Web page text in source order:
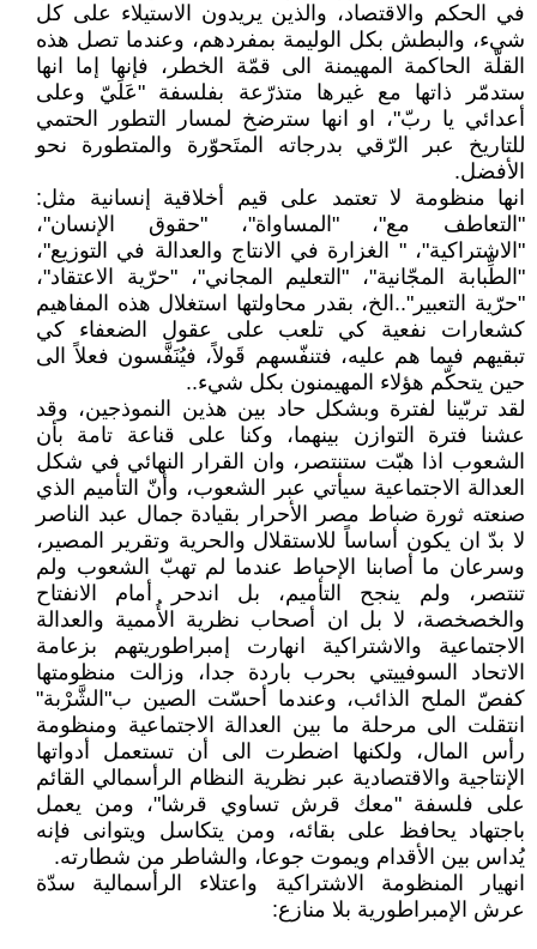
في الحكم والاقتصاد، والذين يريدون الاستيلاء على كل
شيء، والبطش بكل الوليمة بمفردهم، وعندما تصل هذه
القلّة الحاكمة المهيمنة الى قمّة الخطر، فإنها إما انها
ستدمّر ذاتها مع غيرها متذرّعة بفلسفة "عَلَيّ وعلى
أعدائي يا ربّ"، او انها سترضخ لمسار التطور الحتمي
للتاريخ عبر الرّقي بدرجاته المتَحوّرة والمتطورة نحو
الأفضل.
انها منظومة لا تعتمد على قيم أخلاقية إنسانية مثل:
"التعاطف مع"، "المساواة"، "حقوق الإنسان"،
"الاشتراكية"، " الغزارة في الانتاج والعدالة في التوزيع"،
"الطِّبابة المجّانية"، "التعليم المجاني"، "حرّية الاعتقاد"،
"حرّية التعبير"..الخ، بقدر محاولتها استغلال هذه المفاهيم
كشعارات نفعية كي تلعب على عقول الضعفاء كي
تبقيهم فيما هم عليه، فتنفّسهم قَولاً، فيُنَفَّسون فعلاً الى
حين يتحكّم هؤلاء المهيمنون بكل شيء..
لقد تربّينا لفترة وبشكل حاد بين هذين النموذجين، وقد
عشنا فترة التوازن بينهما، وكنا على قناعة تامة بأن
الشعوب اذا هبّت ستنتصر، وان القرار النهائي في شكل
العدالة الاجتماعية سيأتي عبر الشعوب، وأنّ التأميم الذي
صنعته ثورة ضباط مصر الأحرار بقيادة جمال عبد الناصر
لا بدّ ان يكون أساساً للاستقلال والحرية وتقرير المصير،
وسرعان ما أصابنا الإحباط عندما لم تهبّ الشعوب ولم
تنتصر، ولم ينجح التأميم، بل اندحر أمام الانفتاح
والخصخصة، لا بل ان أصحاب نظرية الأُممية والعدالة
الاجتماعية والاشتراكية انهارت إمبراطوريتهم بزعامة
الاتحاد السوفييتي بحرب باردة جدا، وزالت منظومتها
كفصّ الملح الذائب، وعندما أحسّت الصين ب"الشَّرْبة"
انتقلت الى مرحلة ما بين العدالة الاجتماعية ومنظومة
رأس المال، ولكنها اضطرت الى أن تستعمل أدواتها
الإنتاجية والاقتصادية عبر نظرية النظام الرأسمالي القائم
على فلسفة "معك قرش تساوي قرشا"، ومن يعمل
باجتهاد يحافظ على بقائه، ومن يتكاسل ويتوانى فإنه
يُداس بين الأقدام ويموت جوعا، والشاطر من شطارته.
انهيار المنظومة الاشتراكية واعتلاء الرأسمالية سدّة
عرش الإمبراطورية بلا منازع: